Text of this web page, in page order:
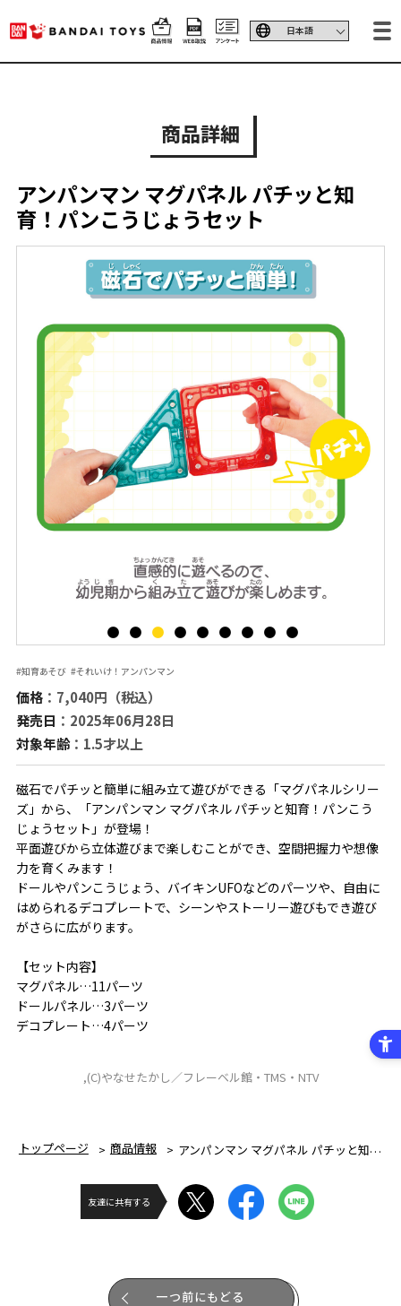
商品詳細
アンパンマン マグパネル パチッと知
育！パンこうじょうセット
#知育あそび #それいけ！アンパンマン
価格：7,040円（税込）
発売日 ：2025年06月28日
対象年齢：1.5才以上
磁石でパチッと簡単に組み立て遊びができる「マグパネルシリー
ズ」から、「アンパンマン マグパネル パチッと知育！パンこう
じょうセット」が登場！
平面遊びから立体遊びまで楽しむことができ、空間把握力や想像
力を育くみます！
ドールやパンこうじょう、バイキンUFOなどのパーツや、自由に
はめられるデコプレートで、シーンやストーリー遊びもでき遊び
がさらに広がります。
【セット内容】
マグパネル…11パーツ
ドールパネル…3パーツ
デコプレート…4パーツ
,(C)やなせたかし／フレーベル館・TMS・NTV
トップページ 商品情報 アンパンマン マグパネル パチッと知育！パンこうじょうセット
友達に共有する
一つ前にもどる